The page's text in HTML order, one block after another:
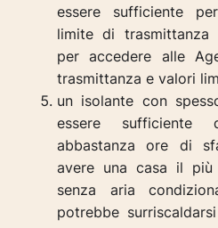
essere sufficiente
limite di trasmittanza
per accedere alle
trasmittanza e valori
un isolante con
essere sufficiente
abbastanza ore di
avere una casa il più
senza aria
potrebbe